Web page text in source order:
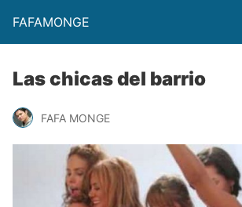
FAFAMONGE
Las chicas del barrio
FAFA MONGE